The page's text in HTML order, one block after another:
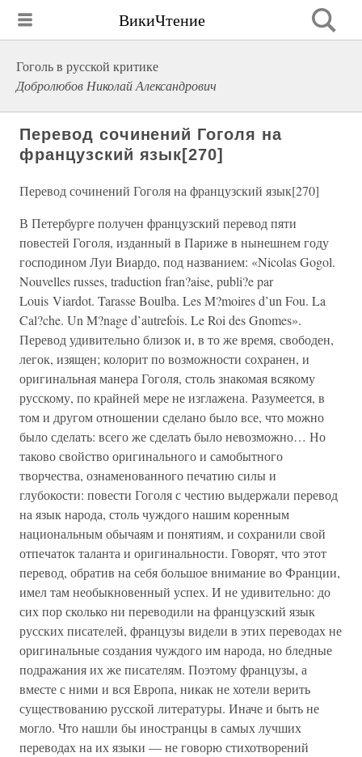
ВикиЧтение
Гоголь в русской критике
Добролюбов Николай Александрович
Перевод сочинений Гоголя на
французский язык[270]
Перевод сочинений Гоголя на французский язык[270]
В Петербурге получен французский перевод пяти
повестей Гоголя, изданный в Париже в нынешнем году
господином Луи Виардо, под названием: «Nicolas Gogol.
Nouvelles russes, traduction fran?aise, publi?e par
Louis Viardot. Tarasse Boulba. Les M?moires d’un Fou. La
Cal?che. Un M?nage d’autrefois. Le Roi des Gnomes».
Перевод удивительно близок и, в то же время, свободен,
легок, изящен; колорит по возможности сохранен, и
оригинальная манера Гоголя, столь знакомая всякому
русскому, по крайней мере не изглажена. Разумеется, в
том и другом отношении сделано было все, что можно
было сделать: всего же сделать было невозможно… Но
таково свойство оригинального и самобытного
творчества, ознаменованного печатию силы и
глубокости: повести Гоголя с честию выдержали перевод
на язык народа, столь чуждого нашим коренным
национальным обычаям и понятиям, и сохранили свой
отпечаток таланта и оригинальности. Говорят, что этот
перевод, обратив на себя большое внимание во Франции,
имел там необыкновенный успех. И не удивительно: до
сих пор сколько ни переводили на французский язык
русских писателей, французы видели в этих переводах не
оригинальные создания чуждого им народа, но бледные
подражания их же писателям. Поэтому французы, а
вместе с ними и вся Европа, никак не хотели верить
существованию русской литературы. Иначе и быть не
могло. Что нашли бы иностранцы в самых лучших
переводах на их языки — не говорю стихотворений